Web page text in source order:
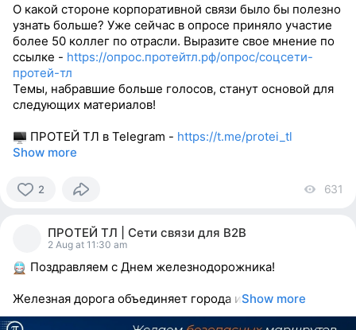
О какой стороне корпоративной связи было бы полезно
узнать больше? Уже сейчас в опросе приняло участие
более 50 коллег по отрасли. Выразите свое мнение по
ссылке - https://опрос.протейтл.рф/опрос/соцсети-
протей-тл
Темы, набравшие больше голосов, станут основой для
следующих материалов!
ПРОТЕЙ ТЛ в Telegram - https://t.me/protei_tl
Show more
2 631
ПРОТЕЙ ТЛ | Сети связи для В2В
2 Aug at 11:30 am
Поздравляем с Днем железнодорожника!
Железная дорога объединяет города иShow more